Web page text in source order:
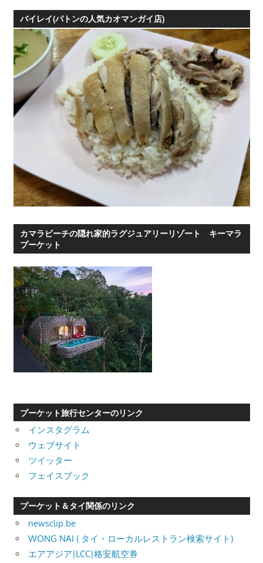
ゴ
ー
バイレイ(パトンの人気カオマンガイ店)
カマラビーチの隠れ家的ラグジュアリーリゾート キーマラ
プーケット
プーケット旅行センターのリンク
インスタグラム
ウェブサイト
ツイッター
フェイスブック
プーケット＆タイ関係のリンク
newsclip.be
WONG NAI ( タイ・ローカルレストラン検索サイト)
エアアジア|LCC|格安航空券